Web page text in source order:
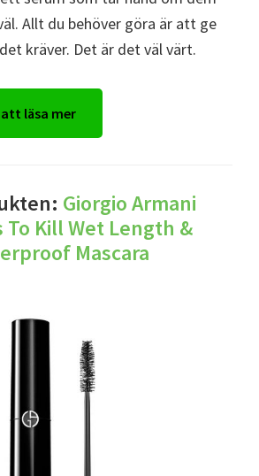
Allt du behöver göra är att ge
kräver. Det är det väl värt.
läsa mer
Giorgio Armani
To Kill Wet Length &
Mascara